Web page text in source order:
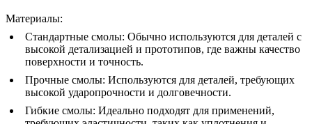
Материалы:
Стандартные смолы: Обычно используются для деталей с
высокой детализацией и прототипов, где важны качество
поверхности и точность.
Прочные смолы: Используются для деталей, требующих
высокой ударопрочности и долговечности.
Гибкие смолы: Идеально подходят для применений,